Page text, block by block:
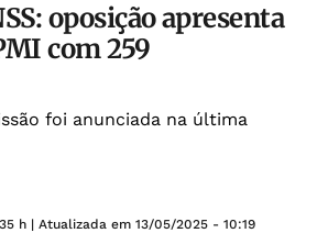
oposição apresenta
com 259
foi anunciada na última
h | Atualizada em 13/05/2025 - 10:19